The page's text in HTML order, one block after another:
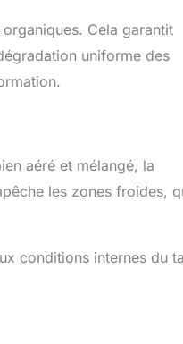
Cela garantit
uniforme des
aéré et mélangé, la
les zones froides,
conditions internes du